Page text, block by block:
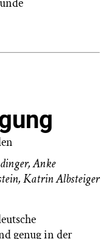
Anke
Katrin Albsteiger
genug in der